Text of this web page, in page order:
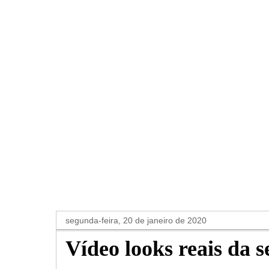
segunda-feira, 20 de janeiro de 2020
Vídeo looks reais da